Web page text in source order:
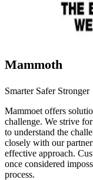
Mammoth
Smarter Safer Stronger
Mammoet offers
challenge. We strive
to understand the
closely with our
effective approach.
once considered
process.